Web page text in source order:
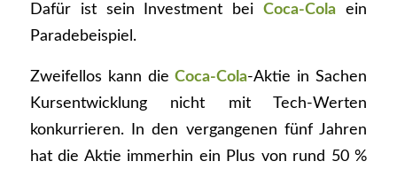
Dafür ist sein Investment beiCoca-Cola ein
Paradebeispiel.
Zweifellos kann dieCoca-Cola-Aktie in Sachen
Kursentwicklung nicht mit Tech-Werten
konkurrieren. In den vergangenen fünf Jahren
hat die Aktie immerhin ein Plus von rund 50 %